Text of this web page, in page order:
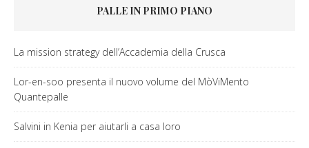
PALLE IN PRIMO PIANO
La mission strategy dell’Accademia della Crusca
Lor-en-soo presenta il nuovo volume del MòViMento
Quantepalle
Salvini in Kenia per aiutarli a casa loro